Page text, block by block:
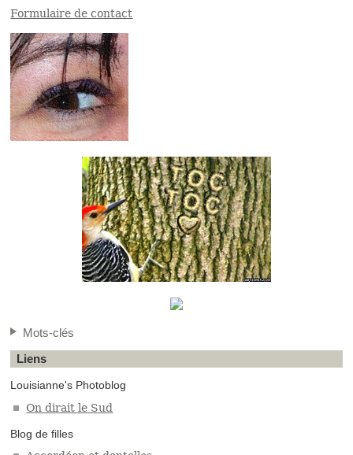
Formulaire de contact
Mots-clés
Liens
Louisianne's Photoblog
On dirait le Sud
Blog de filles